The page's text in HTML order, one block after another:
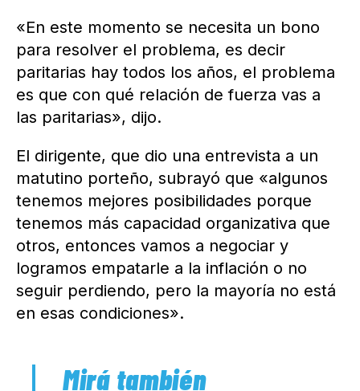
«En este momento se necesita un bono
para resolver el problema, es decir
paritarias hay todos los años, el problema
es que con qué relación de fuerza vas a
las paritarias», dijo.
El dirigente, que dio una entrevista a un
matutino porteño, subrayó que «algunos
tenemos mejores posibilidades porque
tenemos más capacidad organizativa que
otros, entonces vamos a negociar y
logramos empatarle a la inflación o no
seguir perdiendo, pero la mayoría no está
en esas condiciones».